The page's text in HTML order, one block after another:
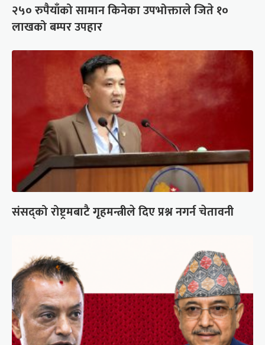
२५० रुपैयाँको सामान किनेका उपभोक्ताले जिते १०
लाखको बम्पर उपहार
संसद्को रोष्ट्रमबाटै गृहमन्त्रीले दिए प्रश्न नगर्न चेतावनी